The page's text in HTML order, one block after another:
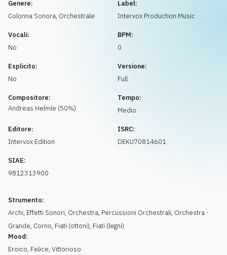
Info
Genere:
Colonna Sonora, Orchestrale
Label:
Intervox Production Music
Vocali:
No
BPM:
0
Esplicito:
No
Versione:
Full
Compositore:
Andreas Helmle (50%)
Tempo:
Medio
Editore:
Intervox Edition
ISRC:
DEKU70814601
SIAE:
9812313900
Strumento:
Archi, Effetti Sonori, Orchestra, Percussioni Orchestrali, Orchestra -
Grande, Corno, Fiati (ottoni), Fiati (legni)
Mood:
Eroico, Felice, Vittorioso